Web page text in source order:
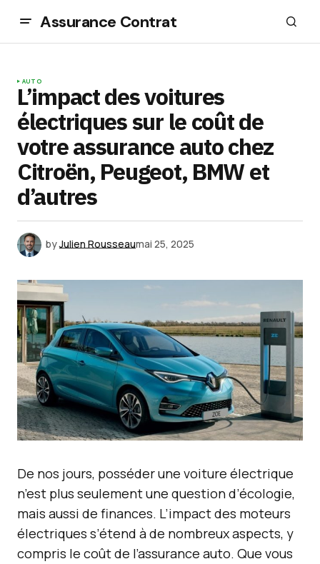
Assurance Contrat
AUTO
L’impact des voitures
électriques sur le coût de
votre assurance auto chez
Citroën, Peugeot, BMW et
d’autres
byJulien Rousseaumai 25, 2025
De nos jours, posséder une voiture électrique
n’est plus seulement une question d’écologie,
mais aussi de finances. L’impact des moteurs
électriques s’étend à de nombreux aspects, y
compris le coût de l’assurance auto. Que vous